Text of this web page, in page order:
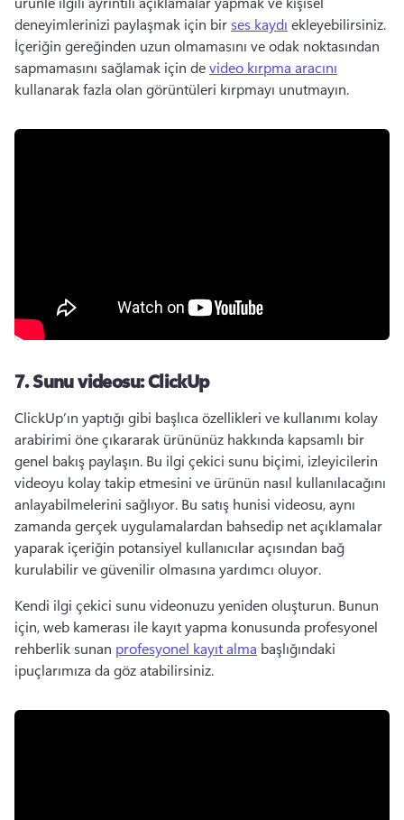
deneyimlerinizi paylaşmak için bir ses kaydı
İçeriğin gereğinden uzun olmamasını ve odak noktasından
sapmamasını sağlamak için de video kırpma aracını
kullanarak fazla olan görüntüleri kırpmayı unutmayın.
7.Sunu videosu: ClickUp
ClickUp’ın yaptığı gibi başlıca özellikleri ve kullanımı kolay
arabirimi öne çıkararak ürününüz hakkında kapsamlı bir
genel bakış paylaşın. Bu ilgi çekici sunu biçimi, izleyicilerin
videoyu kolay takip etmesini ve ürünün nasıl kullanılacağını
anlayabilmelerini sağlıyor. Bu satış hunisi videosu, aynı
zamanda gerçek uygulamalardan bahsedip net açıklamalar
yaparak içeriğin potansiyel kullanıcılar açısından bağ
kurulabilir ve güvenilir olmasına yardımcı oluyor.
Kendi ilgi çekici sunu videonuzu yeniden oluşturun. Bunun
için, web kamerası ile kayıt yapma konusunda profesyonel
rehberlik sunan profesyonel kayıt alma başlığındaki
ipuçlarımıza da göz atabilirsiniz.